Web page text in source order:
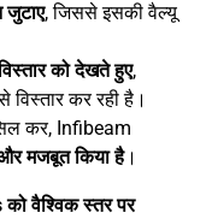
जुटाए, जिससे इसकी वैल्यू
को देखते हुए,
कर रही है।
कर, Infibeam
मजबूत किया है।
वैश्विक स्तर पर